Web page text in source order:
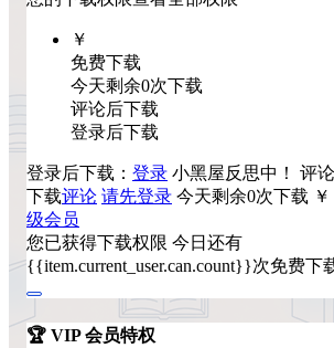
￥
免费下载
今天剩余0次下载
评论后下载
登录后下载
登录后下载： 登录 小黑屋反思中！ 评
下载评论 请先登录 今天剩余0次下载 ￥
级会员
您已获得下载权限 今日还有
{{item.current_user.can.count}}次免费下
🏆 VIP 会员特权